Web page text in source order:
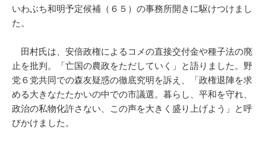
いわぶち和明予定候補（６５）の事務所開きに駆けつけまし
た。
田村氏は、安倍政権によるコメの直接交付金や種子法の廃
止を批判。「亡国の農政をただしていく」と語りました。野
党６党共同での森友疑惑の徹底究明を訴え、「政権退陣を求
める大きなたたかいの中での市議選。暮らし、平和を守れ、
政治の私物化許さない、この声を大きく盛り上げよう」と呼
びかけました。